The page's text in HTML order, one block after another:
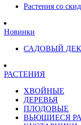
Растения со
Новинки
САДОВЫЙ
РАСТЕНИЯ
ХВОЙНЫЕ
ДЕРЕВЬЯ
ПЛОДОВЫЕ
ВЬЮЩИЕСЯ